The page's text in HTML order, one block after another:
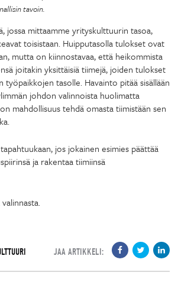
tavoin.
jossa mittaamme yrityskulttuurin tasoa,
toisistaan. Huipputasolla tulokset ovat
mutta on kiinnostavaa, että heikommista
joitakin yksittäisiä tiimejä, joiden tulokset
työpaikkojen tasolle. Havainto pitää sisällään
johdon valinnoista huolimatta
mahdollisuus tehdä omasta tiimistään sen
jos jokainen esimies päättää
ja rakentaa tiimiinsä
JAA ARTIKKELI: